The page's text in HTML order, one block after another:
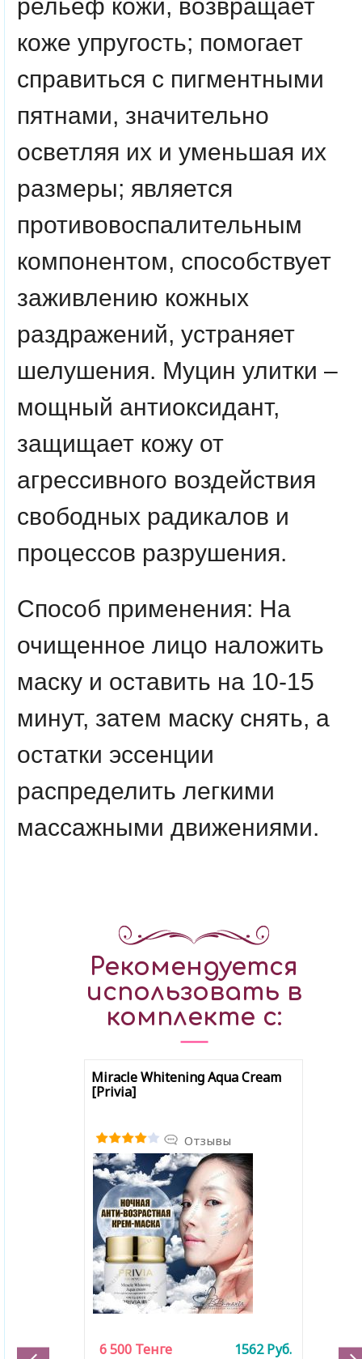
рельеф кожи, возвращает
коже упругость; помогает
справиться с пигментными
пятнами, значительно
осветляя их и уменьшая их
размеры; является
противовоспалительным
компонентом, способствует
заживлению кожных
раздражений, устраняет
шелушения. Муцин улитки –
мощный антиоксидант,
защищает кожу от
агрессивного воздействия
свободных радикалов и
процессов разрушения.
Способ применения: На
очищенное лицо наложить
маску и оставить на 10-15
минут, затем маску снять, а
остатки эссенции
распределить легкими
массажными движениями.
Рекомендуется
использовать в
комплекте с:
Miracle Whitening Aqua Cream
[Privia]
Отзывы
6 500 Тенге 1562Руб.